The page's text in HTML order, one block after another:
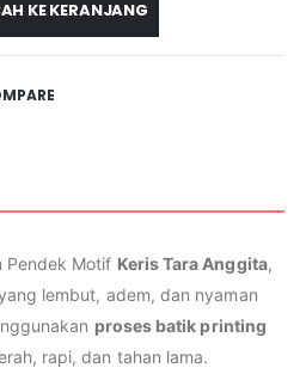
KE KERANJANG
Pendek Motif Keris Tara Anggita,
lembut, adem, dan nyaman
proses batik printing
rapi, dan tahan lama.